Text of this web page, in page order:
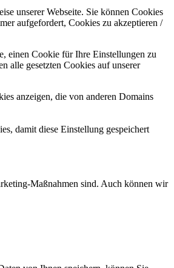
unserer Webseite. Sie können Cookies
aufgefordert, Cookies zu akzeptieren /
einen Cookie für Ihre Einstellungen zu
alle gesetzten Cookies auf unserer
anzeigen, die von anderen Domains
damit diese Einstellung gespeichert
Maßnahmen sind. Auch können wir